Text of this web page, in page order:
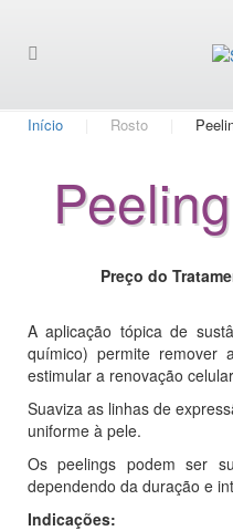
Início Rosto
Preço do
A aplicação tópica de
químico) permite remover
estimular a renovação
Suaviza as linhas de
uniforme à pele.
Os peelings podem ser
dependendo da duração e
Indicações: